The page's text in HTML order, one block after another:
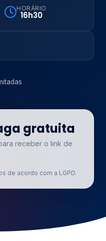
HORÁRIO
16h30
gratuita
receber o link de
de acordo com a LGPD.